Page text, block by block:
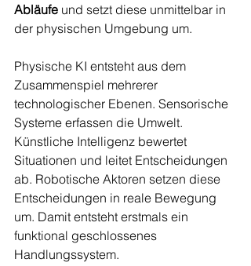
Abläufe und setzt diese unmittelbar in
der physischen Umgebung um.
Physische KI entsteht aus dem
Zusammenspiel mehrerer
technologischer Ebenen. Sensorische
Systeme erfassen die Umwelt.
Künstliche Intelligenz bewertet
Situationen und leitet Entscheidungen
ab. Robotische Aktoren setzen diese
Entscheidungen in reale Bewegung
um. Damit entsteht erstmals ein
funktional geschlossenes
Handlungssystem.